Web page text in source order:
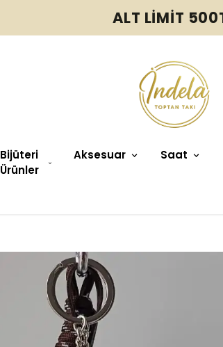
ALT LİMİT
Bijüteri
Ürünler
Aksesuar Saat